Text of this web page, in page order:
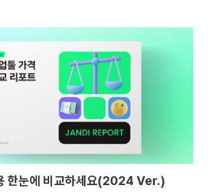
한눈에 비교하세요(2024 Ver.)